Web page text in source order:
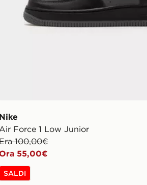
Nike
Air Force 1 Low Junior
100,00€
55,00€
SALDI